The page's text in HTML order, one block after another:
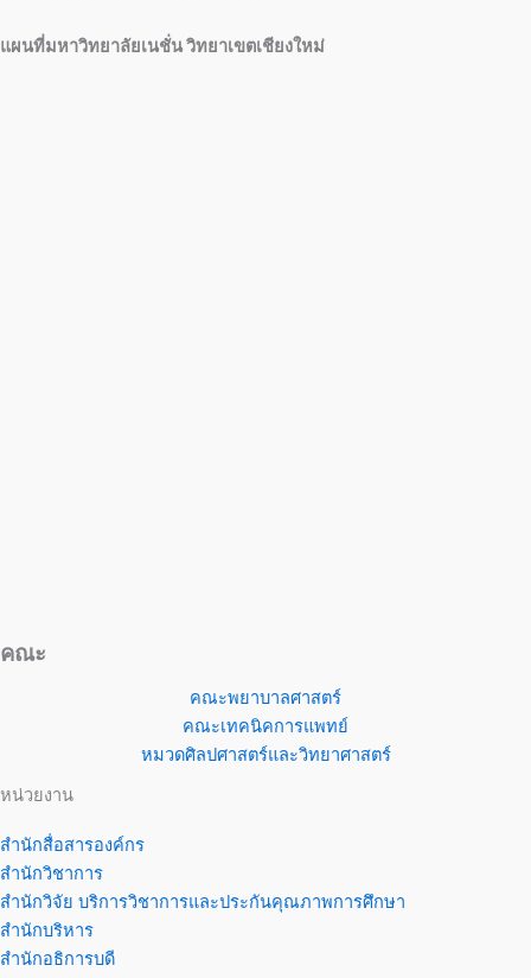
แผนที่มหาวิทยาลัยเนชั่น วิทยาเขตเชียงใหม่
คณะ
คณะพยาบาลศาสตร์
คณะเทคนิคการแพทย์
หมวดศิลปศาสตร์และวิทยาศาสตร์
หน่วยงาน
สำนักสื่อสารองค์กร
สำนักวิชาการ
สำนักวิจัย บริการวิชาการและประกันคุณภาพการศึกษา
สำนักบริหาร
สำนักอธิการบดี